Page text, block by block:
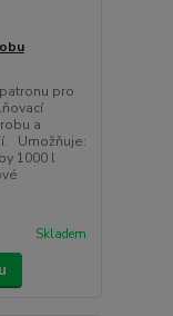
pro
a
Umožňuje:
1000 l
Skladem